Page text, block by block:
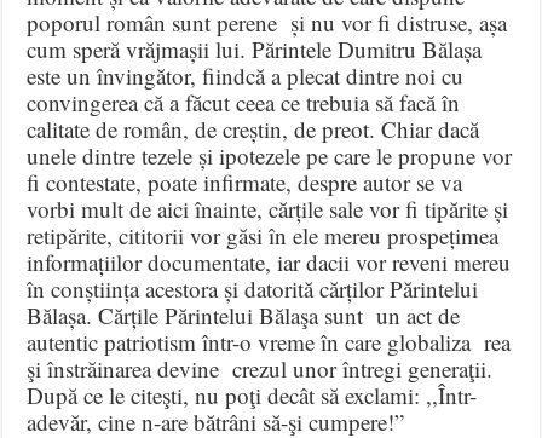
poporul român sunt perene și nu vor fi distruse, așa
cum speră vrăjmașii lui. Părintele Dumitru Bălașa
este un învingător, fiindcă a plecat dintre noi cu
convingerea că a făcut ceea ce trebuia să facă în
calitate de român, de creștin, de preot. Chiar dacă
unele dintre tezele și ipotezele pe care le propune vor
fi contestate, poate infirmate, despre autor se va
vorbi mult de aici înainte, cărțile sale vor fi tipărite și
retipărite, cititorii vor găsi în ele mereu prospețimea
informațiilor documentate, iar dacii vor reveni mereu
în conștiința acestora și datorită cărților Părintelui
Bălașa. Cărțile Părintelui Bălaşa sunt un act de
autentic patriotism într-o vreme în care globaliza rea
şi înstrăinarea devine crezul unor întregi generaţii.
După ce le citeşti, nu poţi decât să exclami: ,,Într-
adevăr, cine n-are bătrâni să-şi cumpere!”